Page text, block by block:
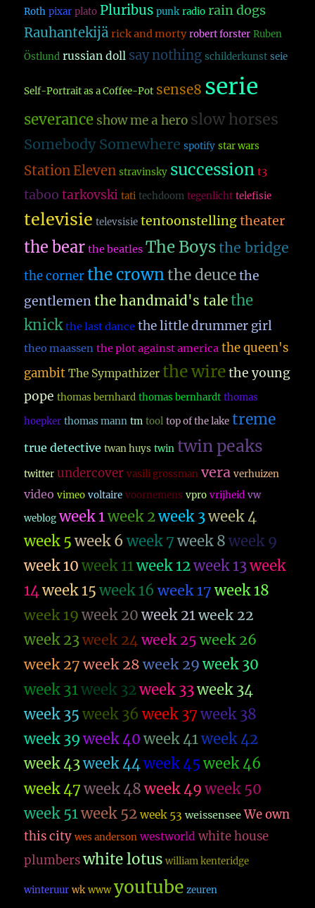
Roth pixar plato Pluribus punk radio rain dogs
Rauhantekijä rick and morty robert forster Ruben
Östlund russian doll say nothing schilderkunst seie
Self-Portrait as a Coffee-Pot sense8 serie
severance show me a hero slow horses
Somebody Somewhere spotify star wars
Station Eleven stravinsky succession t3
taboo tarkovski tati techdoom tegenlicht telefisie
televisie televsisie tentoonstelling theater
the bear the beatles The Boysthe bridge
the corner the crownthe deuce the
gentlemen the handmaid's talethe
knick the last dance the little drummer girl
theo maassen the plot against america the queen's
gambit The Sympathizer the wire the young
pope thomas bernhard thomas bernhardt thomas
hoepker thomas mann tm tool top of the lake treme
true detective twan huys twin twin peaks
twitter undercover vasili grossman vera verhuizen
video vimeo voltaire voornemens vpro vrijheid vw
weblog week 1week 2week 3week 4
week 5 week 6 week 7 week 8 week 9
week 10 week 11week 12week 13week
14week 15 week 16 week 17 week 18
week 19 week 20 week 21week 22
week 23week 24week 25 week 26
week 27 week 28 week 29 week 30
week 31week 32week 33week 34
week 35 week 36 week 37 week 38
week 39 week 40 week 41week 42
week 43week 44week 45 week 46
week 47 week 48 week 49 week 50
week 51week 52 week 53 weissensee We own
this city wes anderson westworld white house
plumbers white lotus william kenteridge
winteruur wk www youtube zeuren